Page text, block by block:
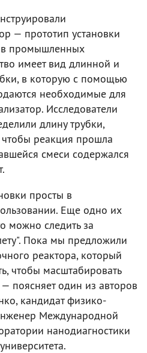
— прототип установки
в промышленных
имеет вид длинной и
в которую с помощью
необходимые для
Исследователи
длину трубки,
реакция прошла
смеси содержался
просты в
Еще одно их
можно следить за
Пока мы предложили
реактора, который
чтобы масштабировать
поясняет один из авторов
кандидат физико-
Международной
нанодиагностики